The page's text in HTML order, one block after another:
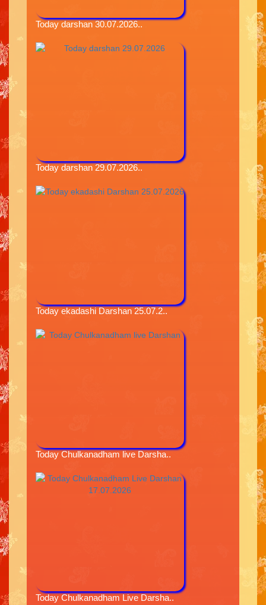
Today darshan 30.07.2026..
Today darshan 29.07.2026..
Today ekadashi Darshan 25.07.2..
Today Chulkanadham live Darsha..
Today Chulkanadham Live Darsha..